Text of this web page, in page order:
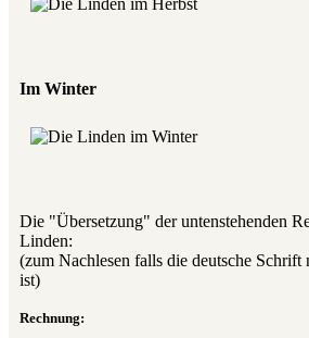
Im Winter
Die "Übersetzung" der untenstehenden
Linden:
(zum Nachlesen falls die deutsche Schrift
ist)
Rechnung: